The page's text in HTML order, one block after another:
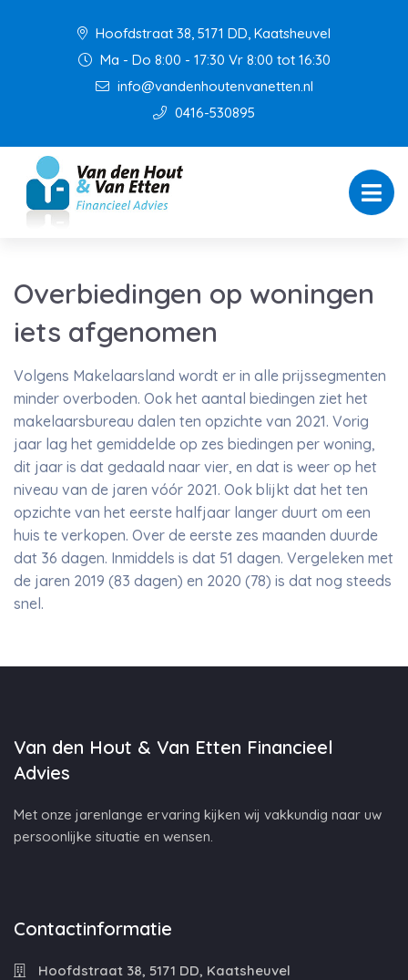
Hoofdstraat 38, 5171 DD, Kaatsheuvel
Ma - Do 8:00 - 17:30 Vr 8:00 tot 16:30
info@vandenhoutenvanetten.nl
0416-530895
Overbiedingen op woningen
iets afgenomen
Volgens Makelaarsland wordt er in alle prijssegmenten
minder overboden. Ook het aantal biedingen ziet het
makelaarsbureau dalen ten opzichte van 2021. Vorig
jaar lag het gemiddelde op zes biedingen per woning,
dit jaar is dat gedaald naar vier, en dat is weer op het
niveau van de jaren vóór 2021. Ook blijkt dat het ten
opzichte van het eerste halfjaar langer duurt om een
huis te verkopen. Over de eerste zes maanden duurde
dat 36 dagen. Inmiddels is dat 51 dagen. Vergeleken met
de jaren 2019 (83 dagen) en 2020 (78) is dat nog steeds
snel.
Van den Hout & Van Etten Financieel
Advies
Met onze jarenlange ervaring kijken wij vakkundig naar uw
persoonlijke situatie en wensen.
Contactinformatie
Hoofdstraat 38, 5171 DD, Kaatsheuvel